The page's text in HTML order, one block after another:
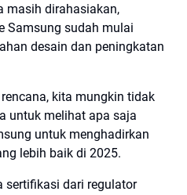
masih dirahasiakan,
Samsung sudah mulai
desain dan peningkatan
kita mungkin tidak
untuk melihat apa saja
untuk menghadirkan
lebih baik di 2025.
sertifikasi dari regulator